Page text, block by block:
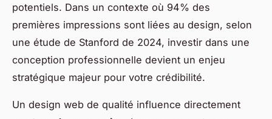
potentiels. Dans un contexte où 94% des
premières impressions sont liées au design, selon
une étude de Stanford de 2024, investir dans une
conception professionnelle devient un enjeu
stratégique majeur pour votre crédibilité.
Un design web de qualité influence directement